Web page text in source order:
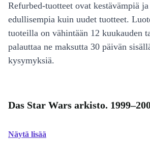
Refurbed-tuotteet ovat kestävämpiä
edullisempia kuin uudet tuotteet.
tuoteilla on vähintään 12 kuukauden
palauttaa ne maksutta 30 päivän
kysymyksiä.
Das Star Wars arkisto.
Näytä lisää